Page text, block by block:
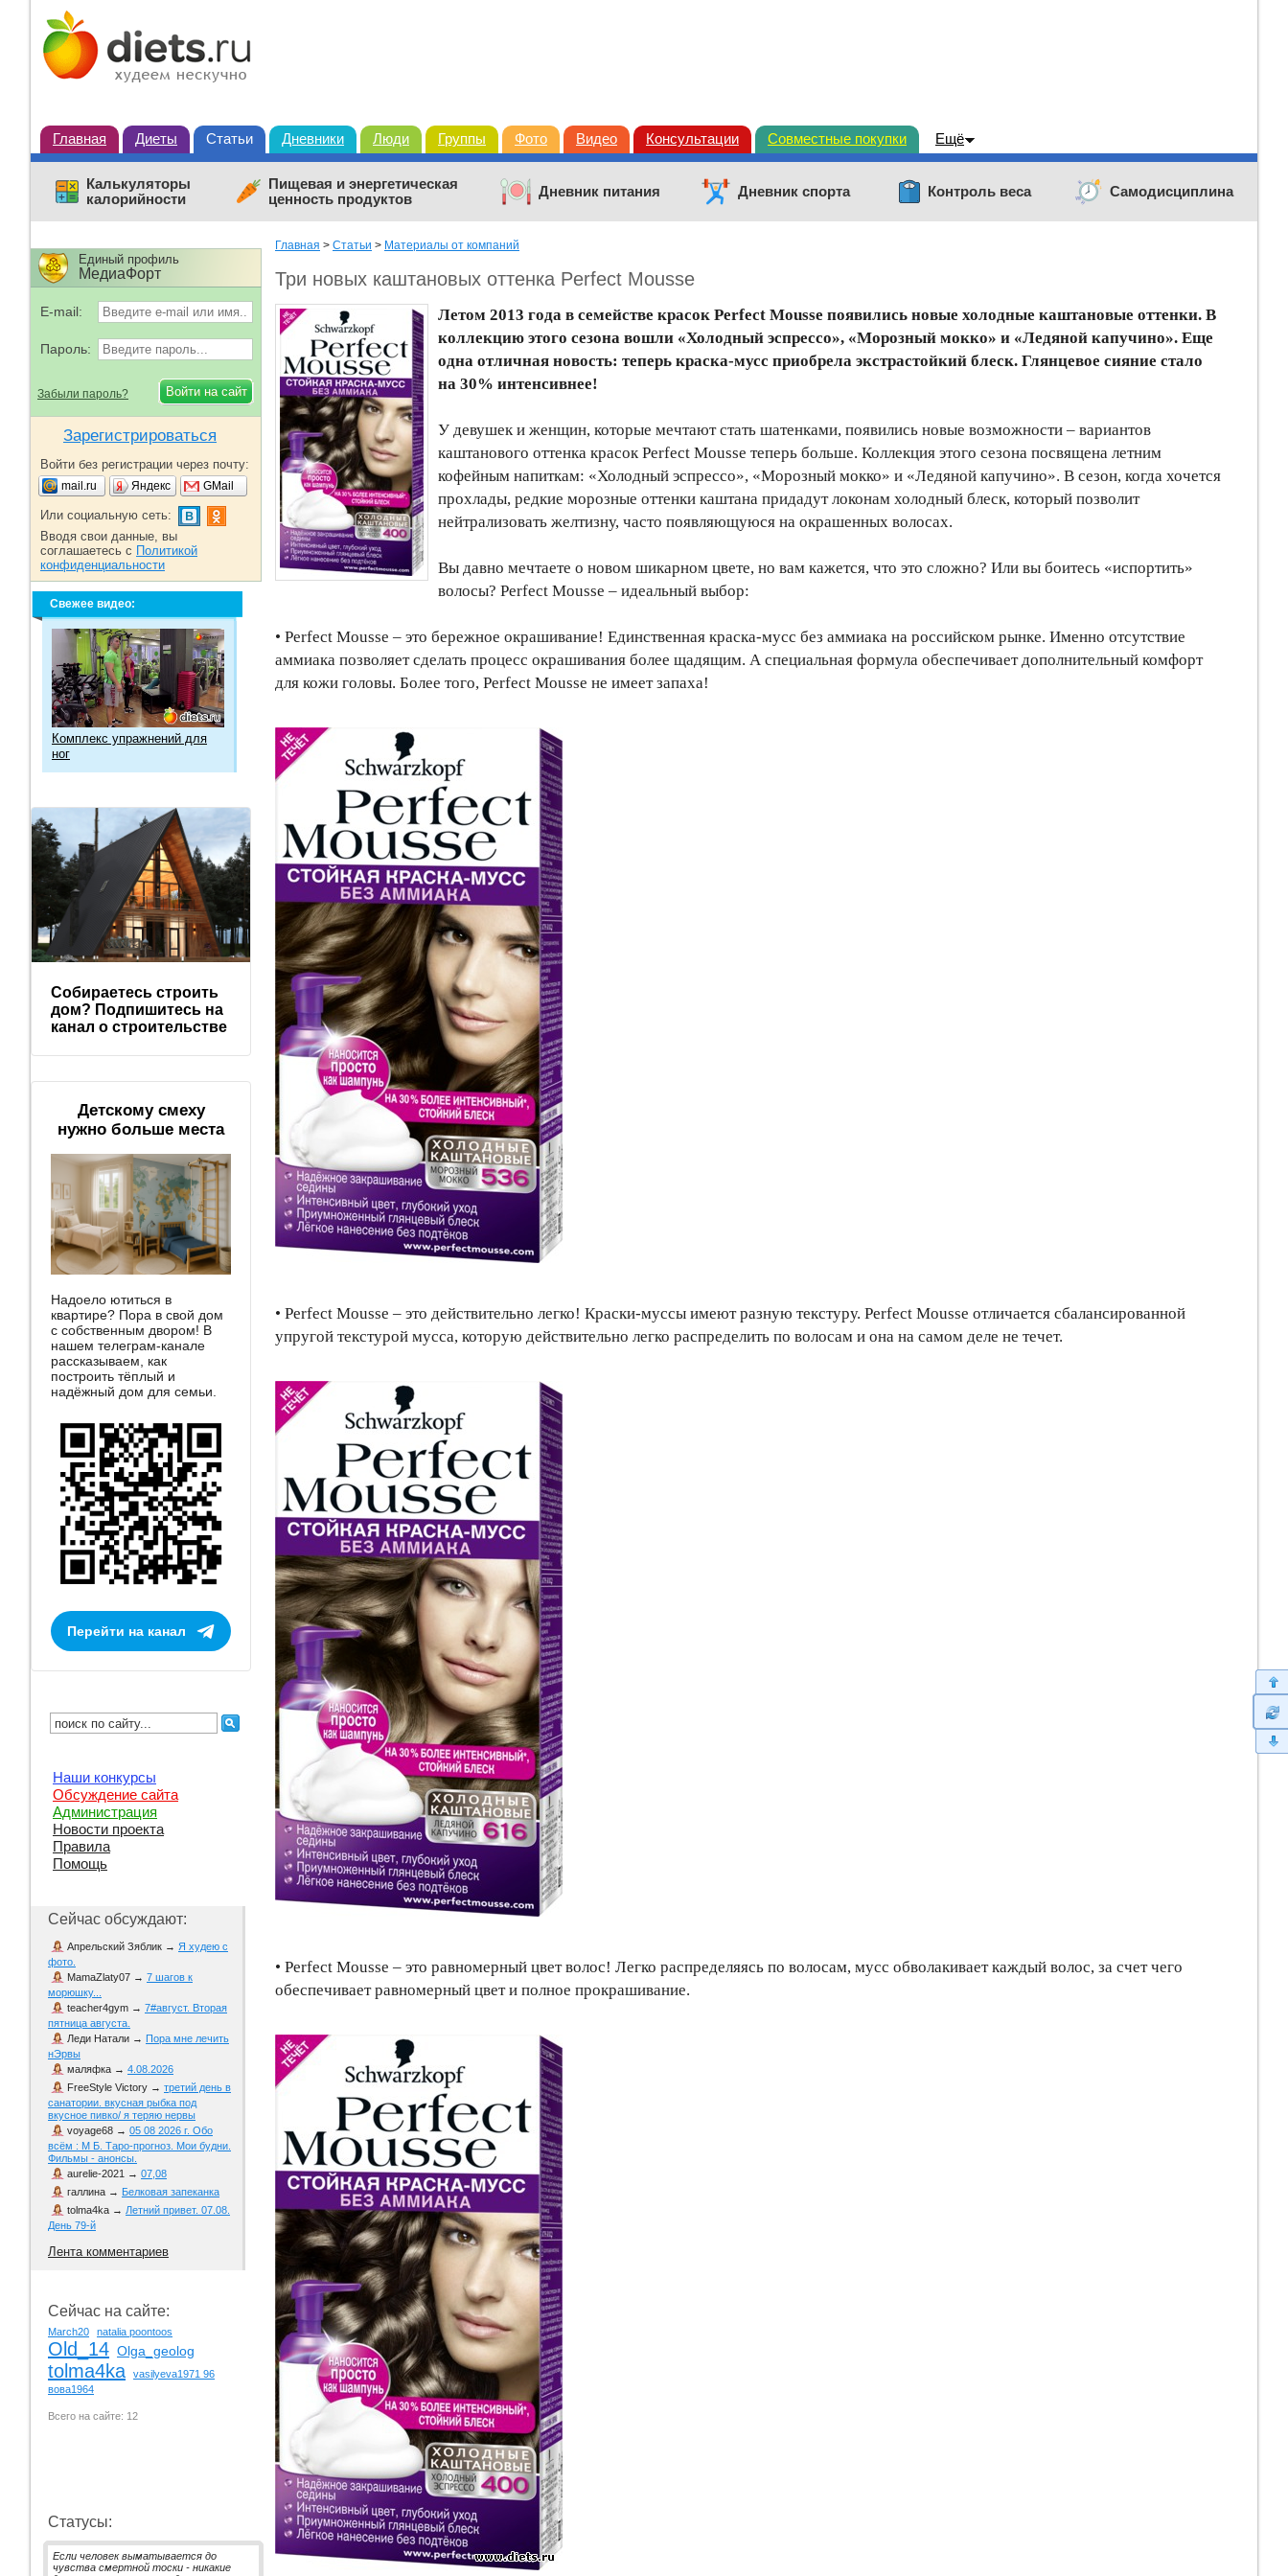
Главная Диеты Статьи Дневники Люди Группы Фото Видео Консультации Совместные покупки Ещё
Калькуляторы
калорийности
Пищевая и энергетическая
ценность продуктов
Дневник питания Дневник спорта Контроль веса Самодисциплина
Главная > Статьи > Материалы от компаний
Три новых каштановых оттенка Perfect Mousse
Летом 2013 года в семействе красок Perfect Mousse появились новые холодные каштановые оттенки. В
коллекцию этого сезона вошли «Холодный эспрессо», «Морозный мокко» и «Ледяной капучино». Еще
одна отличная новость: теперь краска-мусс приобрела экстрастойкий блеск. Глянцевое сияние стало
на 30% интенсивнее!
У девушек и женщин, которые мечтают стать шатенками, появились новые возможности – вариантов
каштанового оттенка красок Perfect Mousse теперь больше. Коллекция этого сезона посвящена летним
кофейным напиткам: «Холодный эспрессо», «Морозный мокко» и «Ледяной капучино». В сезон, когда хочется
прохлады, редкие морозные оттенки каштана придадут локонам холодный блеск, который позволит
нейтрализовать желтизну, часто появляющуюся на окрашенных волосах.
Вы давно мечтаете о новом шикарном цвете, но вам кажется, что это сложно? Или вы боитесь «испортить»
волосы? Perfect Mousse – идеальный выбор:
• Perfect Mousse – это бережное окрашивание! Единственная краска-мусс без аммиака на российском рынке. Именно отсутствие
аммиака позволяет сделать процесс окрашивания более щадящим. А специальная формула обеспечивает дополнительный комфорт
для кожи головы. Более того, Perfect Mousse не имеет запаха!
• Perfect Mousse – это действительно легко! Краски-муссы имеют разную текстуру. Perfect Mousse отличается сбалансированной
упругой текстурой мусса, которую действительно легко распределить по волосам и она на самом деле не течет.
• Perfect Mousse – это равномерный цвет волос! Легко распределяясь по волосам, мусс обволакивает каждый волос, за счет чего
обеспечивает равномерный цвет и полное прокрашивание.
Единый профиль
МедиаФорт
E-mail:
Пароль:
Забыли пароль?
Зарегистрироваться
Войти без регистрации через почту:
mail.ru Яндекс GMail
Или социальную сеть:
Вводя свои данные, вы
соглашаетесь с Политикой
конфиденциальности
Свежее видео:
Комплекс упражнений для
ног
Собираетесь строить
дом? Подпишитесь на
канал о строительстве
Детскому смеху
нужно больше места
Надоело ютиться в
квартире? Пора в свой дом
с собственным двором! В
нашем телеграм-канале
рассказываем, как
построить тёплый и
надёжный дом для семьи.
Перейти на канал
Наши конкурсы
Обсуждение сайта
Администрация
Новости проекта
Правила
Помощь
Сейчас обсуждают:
Апрельский Зяблик → Я худею с
фото.
MamaZlaty07 → 7 шагов к
морюшку...
teacher4gym → 7#август. Вторая
пятница августа.
Леди Натали → Пора мне лечить
нЭрвы
маляфка → 4.08.2026
FreeStyle Victory → третий день в
санатории. вкусная рыбка под
вкусное пивко/ я теряю нервы
voyage68 → 05 08 2026 г. Обо
всём : М Б. Таро-прогноз. Мои будни.
Фильмы - анонсы.
aurelie-2021 → 07,08
галлина → Белковая запеканка
tolma4ka → Летний привет. 07.08.
День 79-й
Лента комментариев
Сейчас на сайте:
March20 natalia poontoos
Old_14 Olga_geolog
tolma4ka
vasilyeva1971 96
вова1964
Всего на сайте: 12
Статусы:
Если человек выматывается до
чувства смертной тоски - никакие